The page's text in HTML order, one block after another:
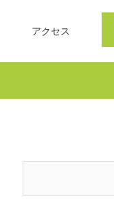
アクセス